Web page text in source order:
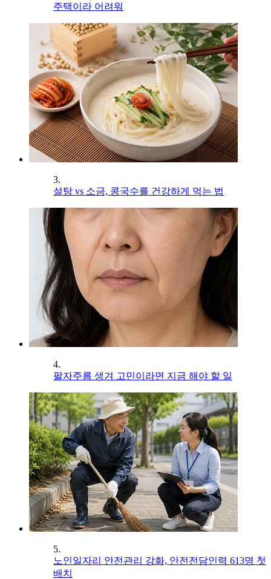
주택이라 어려워
3.
설탕 vs 소금, 콩국수를 건강하게 먹는 법
4.
팔자주름 생겨 고민이라면 지금 해야 할 일
5.
노인일자리 안전관리 강화, 안전전담인력 613명 첫
배치